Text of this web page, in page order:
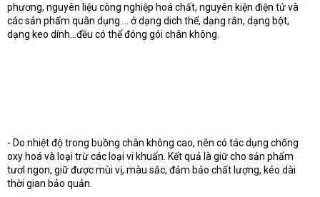
phương, nguyên liệu công nghiệp hoá chất, nguyên kiện điện tử và
các sản phẩm quân dụng … ở dạng dich thể, dạng rắn, dạng bột,
dạng keo dính…đều có thể đóng gói chân không.
- Do nhiệt độ trong buồng chân không cao, nên có tác dụng chống
oxy hoá và loại trừ các loại vi khuẩn. Kết quả là giữ cho sản phẩm
tươI ngon, giữ được mùi vị, màu sắc, đảm bảo chất lượng, kéo dài
thời gian bảo quản.